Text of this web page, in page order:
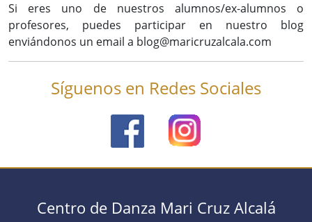
Si eres uno de nuestros alumnos/ex-alumnos o
profesores, puedes participar en nuestro blog
enviándonos un email a blog@maricruzalcala.com
Síguenos en Redes Sociales
Centro de Danza Mari Cruz Alcalá